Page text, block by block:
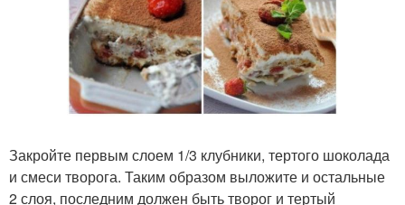
Закройте первым слоем 1/3 клубники, тертого шоколада
и смеси творога. Таким образом выложите и остальные
2 слоя, последним должен быть творог и тертый